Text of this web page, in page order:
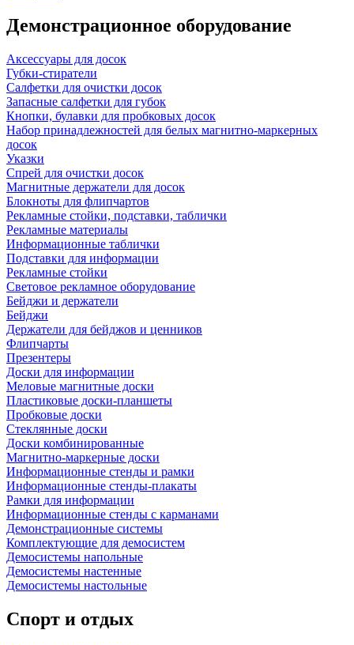
Демонстрационное оборудование
Аксессуары для досок
Губки-стиратели
Салфетки для очистки досок
Запасные салфетки для губок
Кнопки, булавки для пробковых досок
Набор принадлежностей для белых магнитно-маркерных
досок
Указки
Спрей для очистки досок
Магнитные держатели для досок
Блокноты для флипчартов
Рекламные стойки, подставки, таблички
Рекламные материалы
Информационные таблички
Подставки для информации
Рекламные стойки
Световое рекламное оборудование
Бейджи и держатели
Бейджи
Держатели для бейджов и ценников
Флипчарты
Презентеры
Доски для информации
Меловые магнитные доски
Пластиковые доски-планшеты
Пробковые доски
Стеклянные доски
Доски комбинированные
Магнитно-маркерные доски
Информационные стенды и рамки
Информационные стенды-плакаты
Рамки для информации
Информационные стенды с карманами
Демонстрационные системы
Комплектующие для демосистем
Демосистемы напольные
Демосистемы настенные
Демосистемы настольные
Спорт и отдых